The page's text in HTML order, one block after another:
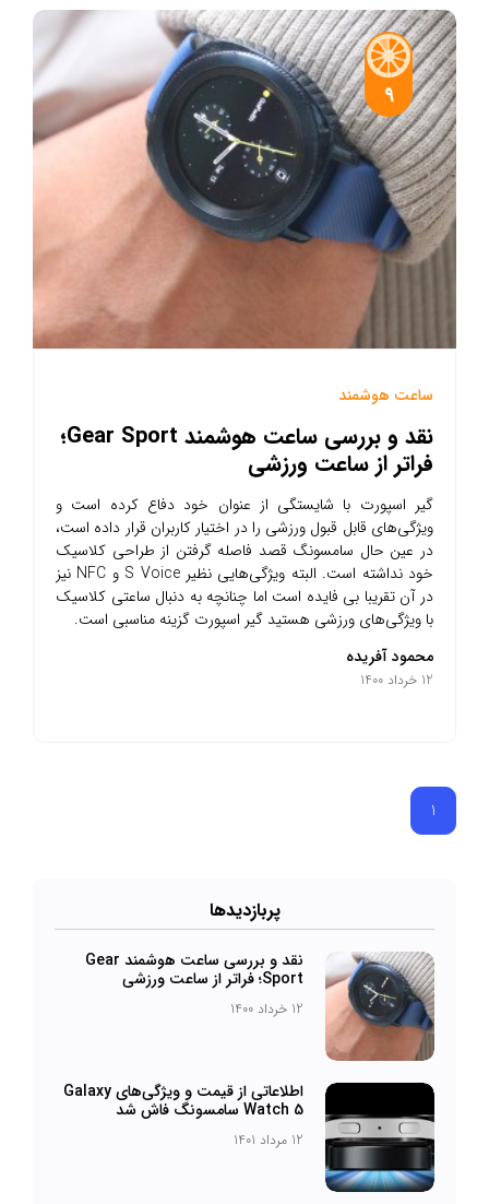
9
ساعت هوشمند
نقد و بررسی ساعت هوشمند Gear Sport؛
فراتر از ساعت ورزشی
گیر اسپورت با شایستگی از عنوان خود دفاع کرده است و
ویژگی‌های قابل قبول ورزشی را در اختیار کاربران قرار داده است،
در عین حال سامسونگ قصد فاصله گرفتن از طراحی کلاسیک
خود نداشته است. البته ویژگی‌هایی نظیر S Voice و NFC نیز
در آن تقریبا بی فایده است اما چنانچه به دنبال ساعتی کلاسیک
با ویژگی‌های ورزشی هستید گیر اسپورت گزینه مناسبی است.
محمود آفریده
12 خرداد 1400
1
پرباز‌دیدها
نقد و بررسی ساعت هوشمند Gear
Sport؛ فراتر از ساعت ورزشی
12 خرداد 1400
اطلاعاتی از قیمت و ویژگی‌های Galaxy
Watch 5 سامسونگ فاش شد
12 مرداد 1401